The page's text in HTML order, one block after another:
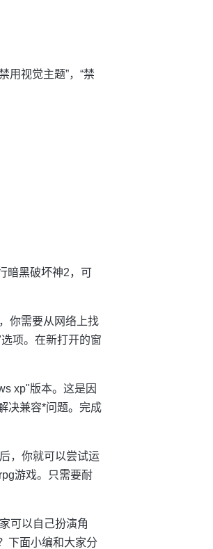
用视觉主题”，“禁
暗黑破坏神2，可
你需要从网络上找
项。在新打开的窗
xp"版本。这是因
决兼容*问题。完成
，你就可以尝试运
游戏。只需要耐
可以自己扮演角
下面小编和大家分